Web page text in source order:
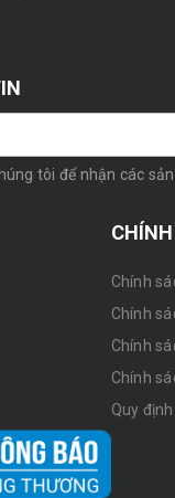
tôi để nhận các
Chính
Chính
Chính
Chính
Quy